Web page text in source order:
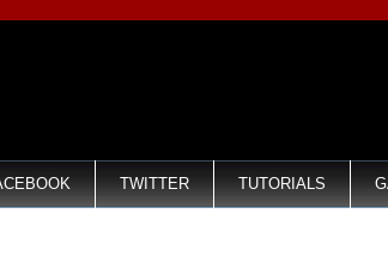
TWITTER TUTORIALS